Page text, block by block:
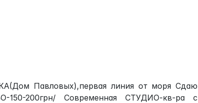
Павловых),первая линия от моря Сдаю
200грн/ Современная СТУДИО-кв-ра с